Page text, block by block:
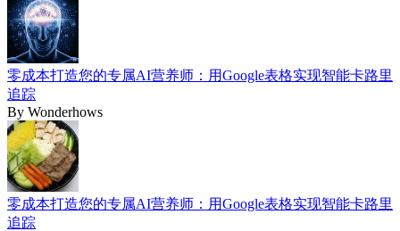
零成本打造您的专属AI营养师：用Google表格实现智能卡路里
追踪
By Wonderhows
零成本打造您的专属AI营养师：用Google表格实现智能卡路里
追踪